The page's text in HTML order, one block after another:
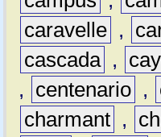
caravelle ,
cascada ,
,
centenario ,
charmant ,